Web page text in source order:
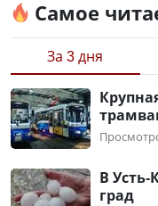
Самое
За 3 дня
В
град